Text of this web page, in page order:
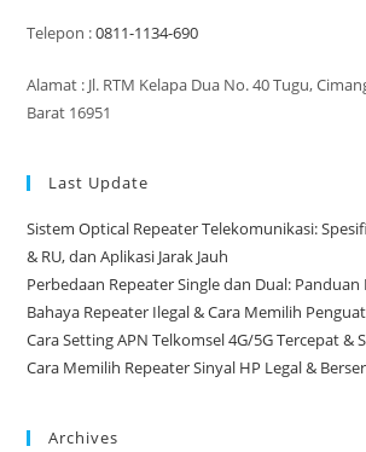
Telepon :0811-1134-690
Alamat : Jl. RTM Kelapa Dua No. 40 Tugu,
Barat 16951
Last Update
Sistem Optical Repeater Telekomunikasi:
& RU, dan Aplikasi Jarak Jauh
Perbedaan Repeater Single dan Dual:
Bahaya Repeater Ilegal & Cara Memilih
Cara Setting APN Telkomsel 4G/5G Tercepat &
Cara Memilih Repeater Sinyal HP Legal &
Archives